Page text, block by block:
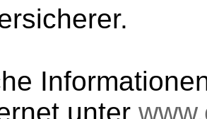
unter